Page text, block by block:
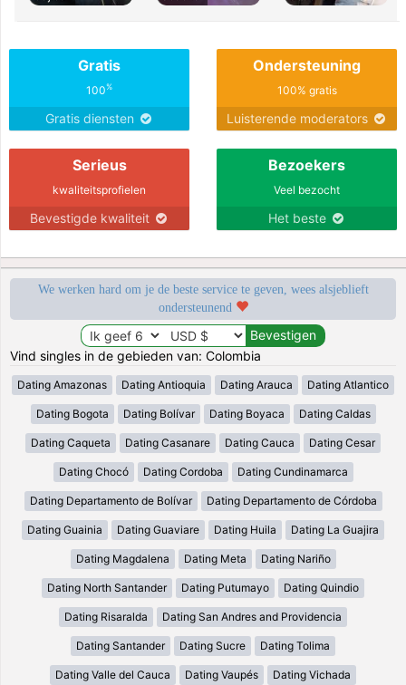
Gratis
100%
Gratis diensten
Ondersteuning
100% gratis
Luisterende moderators
Serieus
kwaliteitsprofielen
Bevestigde kwaliteit
Bezoekers
Veel bezocht
Het beste
We werken hard om je de beste service te geven, wees alsjeblieft
ondersteunend
Vind singles in de gebieden van: Colombia
Dating Amazonas Dating Antioquia Dating Arauca Dating Atlantico
Dating Bogota Dating Bolívar Dating Boyaca Dating Caldas
Dating Caqueta Dating Casanare Dating Cauca Dating Cesar
Dating Chocó Dating Cordoba Dating Cundinamarca
Dating Departamento de Bolívar Dating Departamento de Córdoba
Dating Guainia Dating Guaviare Dating Huila Dating La Guajira
Dating Magdalena Dating Meta Dating Nariño
Dating North Santander Dating Putumayo Dating Quindio
Dating Risaralda Dating San Andres and Providencia
Dating Santander Dating Sucre Dating Tolima
Dating Valle del Cauca Dating Vaupés Dating Vichada